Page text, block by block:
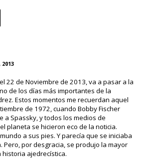
2013
22 de Noviembre de 2013, va a pasar a la
de los días más importantes de la
Estos momentos me recuerdan aquel
de 1972, cuando Bobby Fischer
a Spassky, y todos los medios de
planeta se hicieron eco de la noticia.
a sus pies. Y parecía que se iniciaba
Pero, por desgracia, se produjo la mayor
historia ajedrecística.